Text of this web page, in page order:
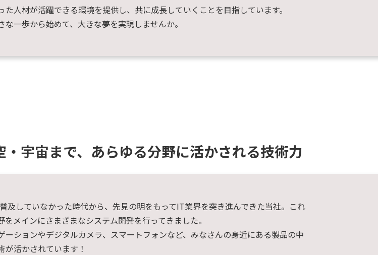
た人材が活躍できる環境を提供し、共に成長していくことを目指しています。
な一歩から始めて、大きな夢を実現しませんか。
・宇宙まで、あらゆる分野に活かされる技術力
及していなかった時代から、先見の明をもってIT業界を突き進んできた当社。これ
をメインにさまざまなシステム開発を行ってきました。
ーションやデジタルカメラ、スマートフォンなど、みなさんの身近にある製品の中
が活かされています！